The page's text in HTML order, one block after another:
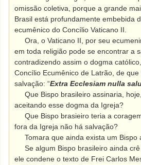
omissão coletiva, porque a grande
Brasil está profundamente embebida
ecumênico do Concílio Vaticano II.
Ora, o Vaticano II, por seu
em toda religião pode se encontrar a
contradizendo assim o dogma
Concílio Ecumênico de Latrão, de
salvação: “Extra Ecclesiam nulla
Que Bispo brasileiro assinaria,
aceitando esse dogma da Igreja?
Que Bispo brasieiro teria a
fora da Igreja não há salvação?
Tomara que ainda exista um Bispo
Se algum Bispo brasileiro ainda crê
ele condene o texto de Frei Carlos